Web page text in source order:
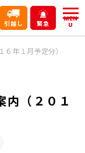
引越し 緊急
MEN
U
年１月予定分）
内（２０１